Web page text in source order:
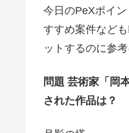
今日のPeXポイ
すすめ案件など
ットするのに参
問題 芸術家「岡
された作品は？